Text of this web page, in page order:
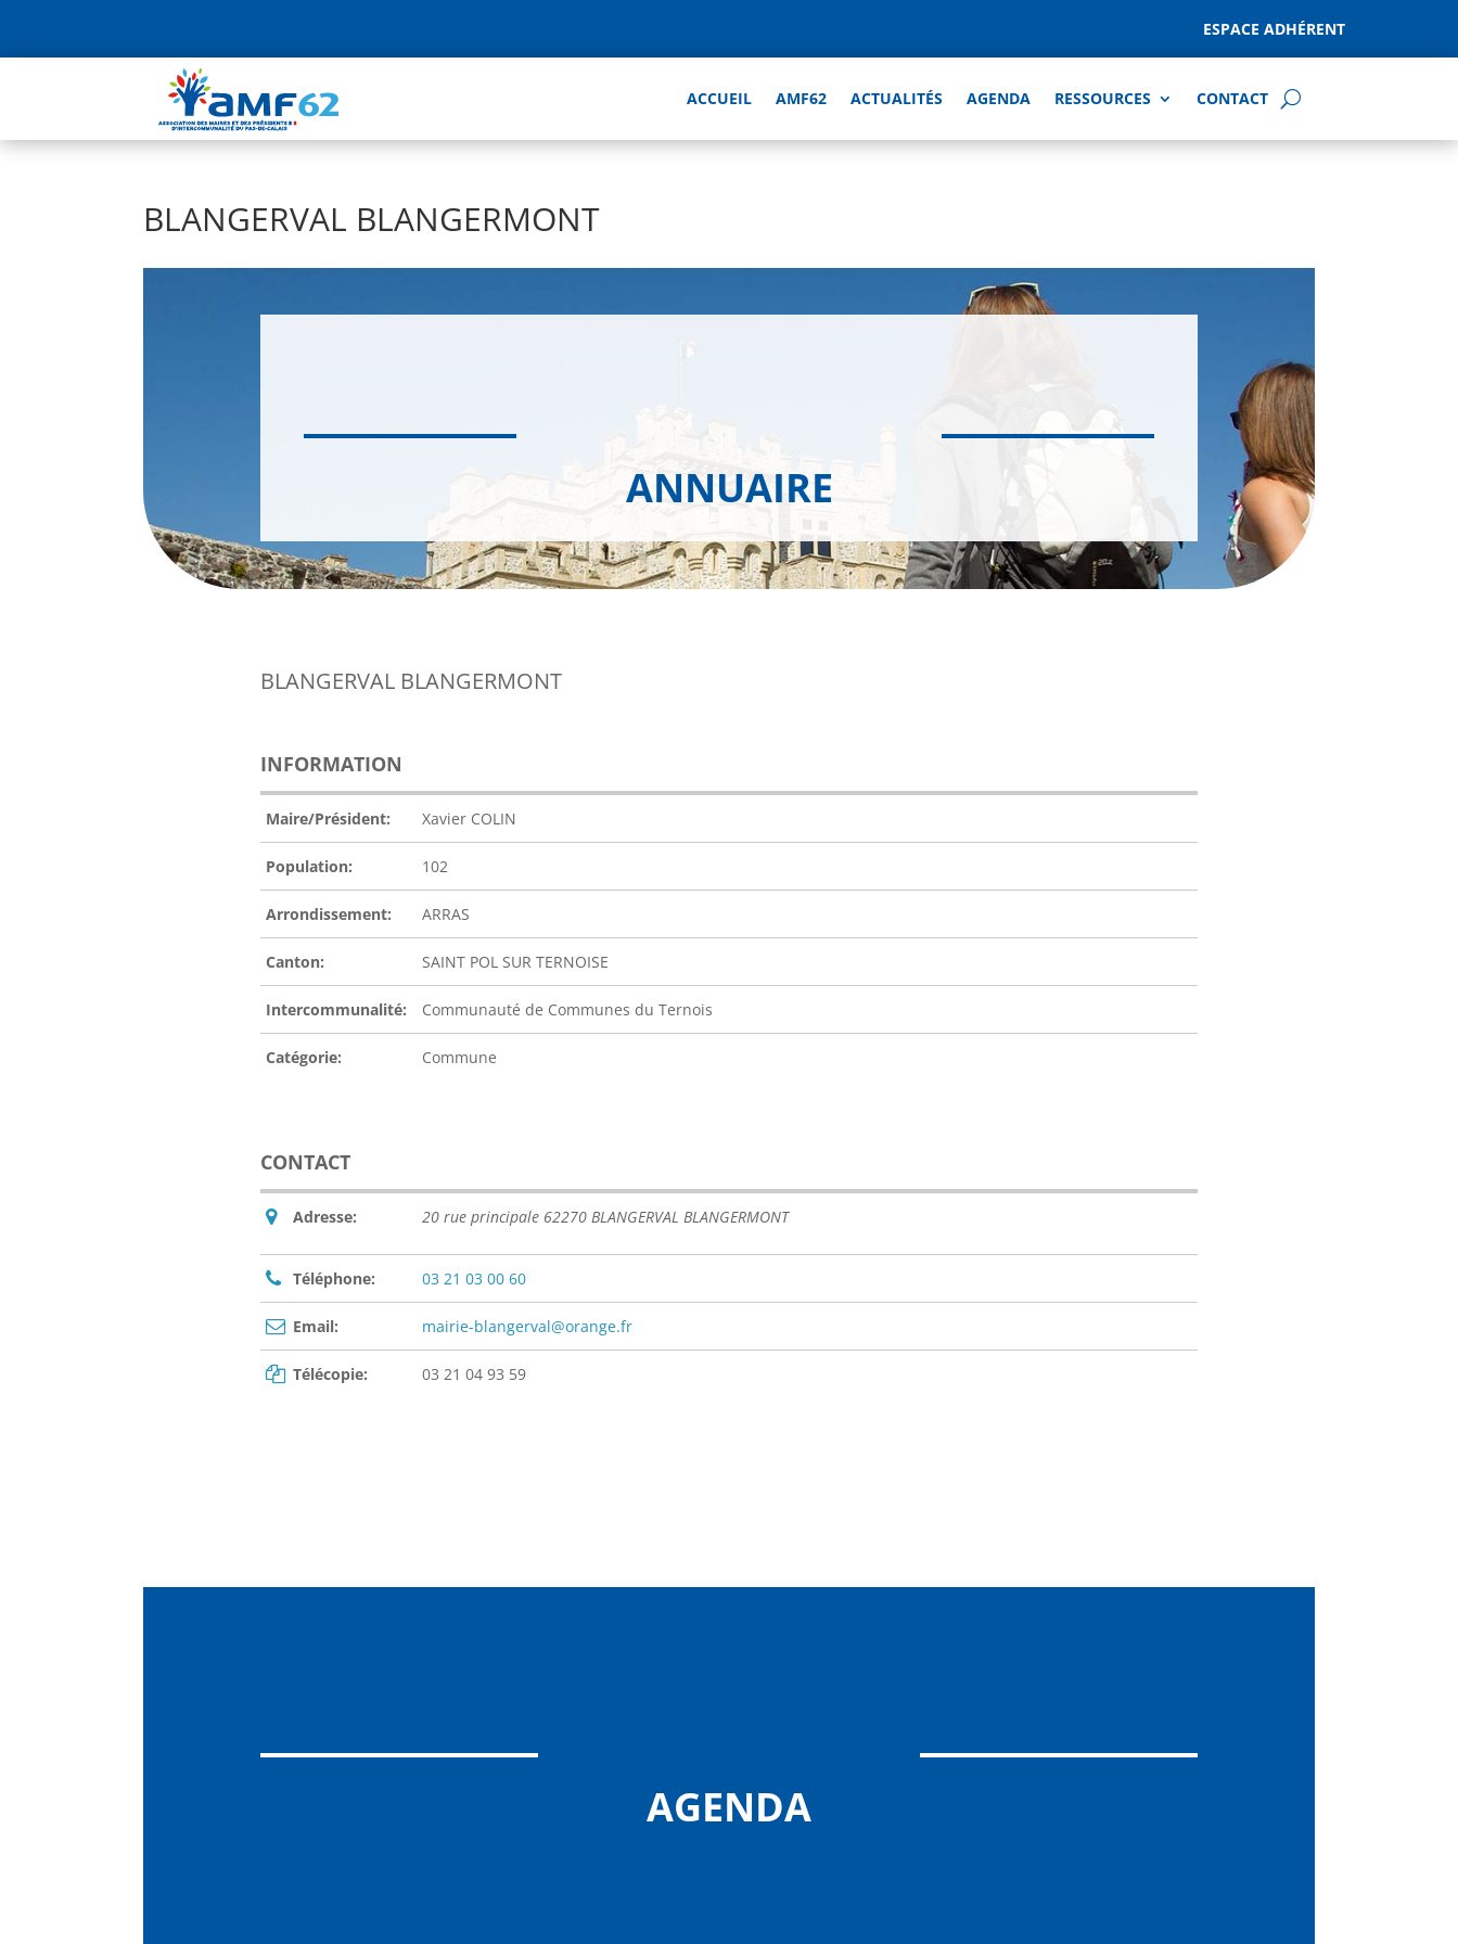
ESPACE ADHÉRENT
ACCUEIL AMF62 ACTUALITÉS AGENDA RESSOURCES CONTACT
BLANGERVAL BLANGERMONT
ANNUAIRE
BLANGERVAL BLANGERMONT
INFORMATION
Maire/Président: Xavier COLIN
Population: 102
Arrondissement: ARRAS
Canton: SAINT POL SUR TERNOISE
Intercommunalité: Communauté de Communes du Ternois
Catégorie: Commune
CONTACT
Adresse: 20 rue principale 62270 BLANGERVAL BLANGERMONT
Téléphone: 03 21 03 00 60
Email: mairie-blangerval@orange.fr
Télécopie: 03 21 04 93 59
AGENDA